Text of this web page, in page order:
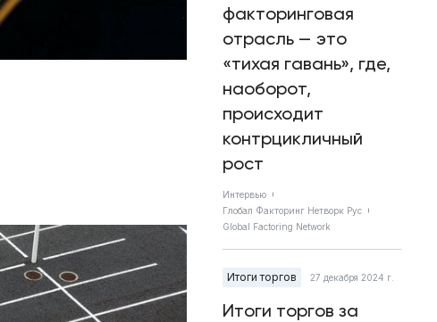
факторинговая
отрасль — это
«тихая гавань», где,
наоборот,
происходит
контрцикличный
рост
Интервью
Глобал Факторинг Нетворк Рус
Global Factoring Network
Итоги торгов 27 декабря 2024 г.
Итоги торгов за